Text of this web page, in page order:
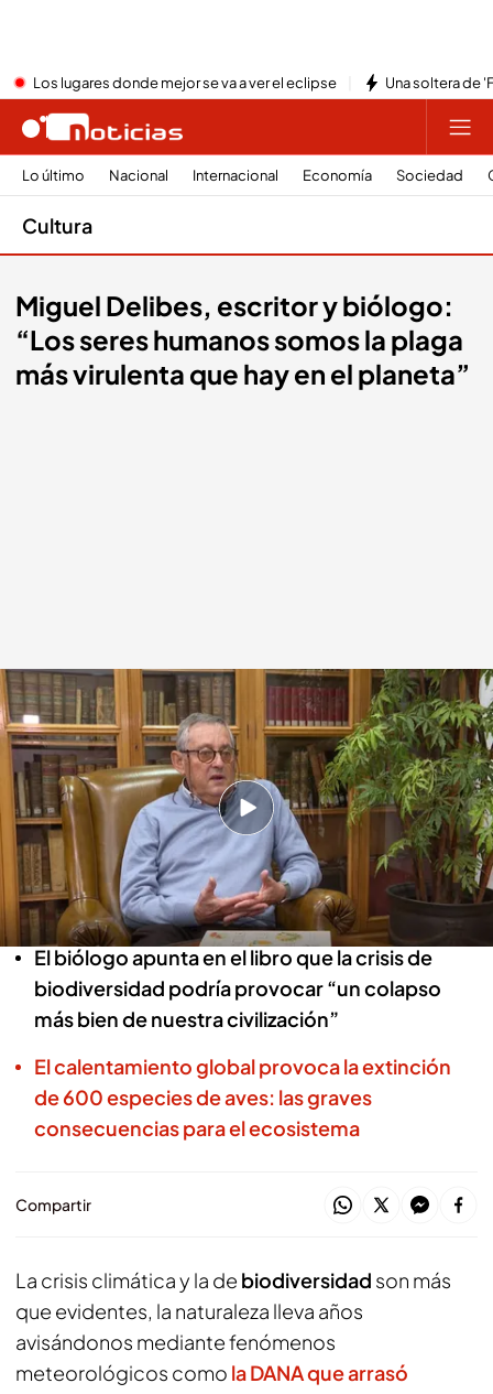
Los lugares donde mejor se va a ver el eclipse Una soltera de
Lo último Nacional Internacional Economía Sociedad
Cultura
Miguel Delibes, escritor y biólogo:
“Los seres humanos somos la plaga
más virulenta que hay en el planeta”
Miguel Delibes presenta su nuevo libro, 'Gracias a la vida'
IMAGEN: Luis
Ruiz
Redacción digital Noticias Cuatro Agencia EFE
Irene Fernández Novo
03 DIC 2024 - 11:00h.
Miguel Delibes presenta su nuevo libro,
'Gracias a la vida', para reivindicar la
biodiversidad
El biólogo apunta en el libro que la crisis de
biodiversidad podría provocar “un colapso
más bien de nuestra civilización”
El calentamiento global provoca la extinción
de 600 especies de aves: las graves
consecuencias para el ecosistema
Compartir
La crisis climática y la de biodiversidad son más
que evidentes, la naturaleza lleva años
avisándonos mediante fenómenos
meteorológicos como la DANA que arrasó